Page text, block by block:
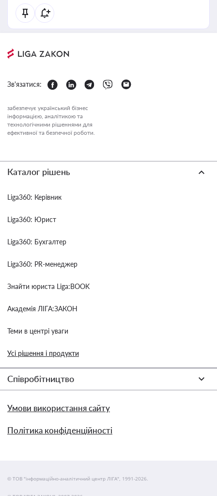
Зв'язатися:
забезпечує український бізнес
інформацією, аналітикою та
технологічними рішеннями для
ефективної та безпечної роботи.
Каталог рішень
Liga360: Керівник
Liga360: Юрист
Liga360: Бухгалтер
Liga360: PR-менеджер
Знайти юриста Liga:BOOK
Академія ЛІГА:ЗАКОН
Теми в центрі уваги
Усі рішення і продукти
Співробітництво
Умови використання сайту
Політика конфіденційності
© ТОВ "інформаційно-аналітичний центр ЛІГА", 1991-2026.